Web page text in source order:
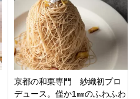
京都の和栗専門 紗織初プロ
デュース。僅か1㎜のふわふわ